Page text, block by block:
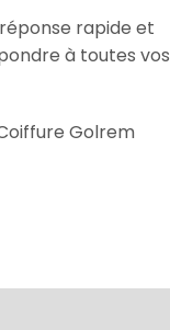
rapide et
à toutes vos
Golrem